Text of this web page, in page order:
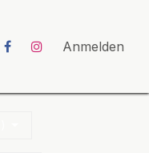
Anmelden